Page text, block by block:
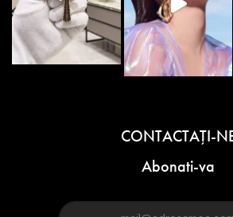
CONTACTAŢI-
Abonati-va